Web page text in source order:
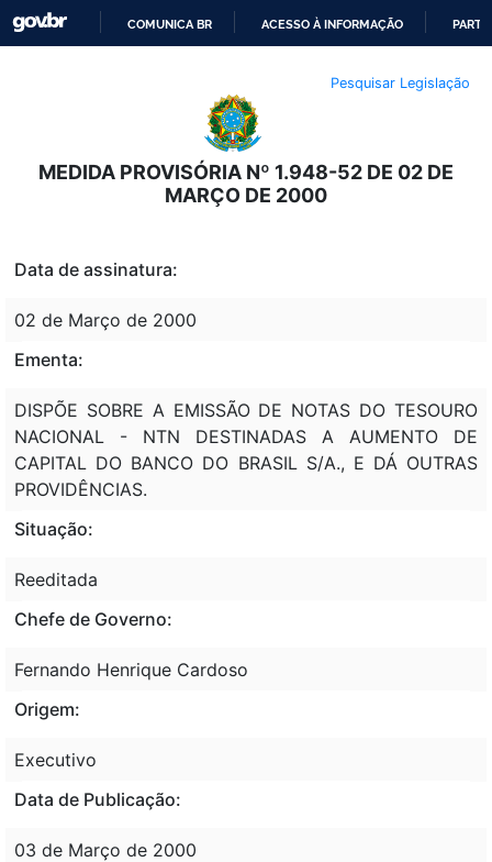
O
CONTEÚDO
COMUNICA BR ACESSO À INFORMAÇÃO
Pesquisar Legislação
MEDIDA PROVISÓRIA Nº 1.948-52 DE 02 DE
MARÇO DE 2000
Data de assinatura:
02 de Março de 2000
Ementa:
DISPÕE SOBRE A EMISSÃO DE NOTAS DO TESOURO
NACIONAL - NTN DESTINADAS A AUMENTO DE
CAPITAL DO BANCO DO BRASIL S/A., E DÁ OUTRAS
PROVIDÊNCIAS.
Situação:
Reeditada
Chefe de Governo:
Fernando Henrique Cardoso
Origem:
Executivo
Data de Publicação:
03 de Março de 2000